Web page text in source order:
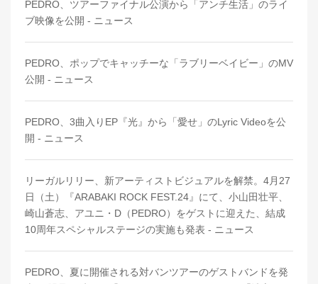
PEDRO、ツアーファイナル公演から「アンチ生活」のライ
ブ映像を公開 - ニュース
PEDRO、ポップでキャッチーな「ラブリーベイビー」のMV
公開 - ニュース
PEDRO、3曲入りEP『光』から「愛せ」のLyric Videoを公
開 - ニュース
リーガルリリー、新アーティストビジュアルを解禁。4月27
日（土）『ARABAKI ROCK FEST.24』にて、小山田壮平、
崎山蒼志、アユニ・D（PEDRO）をゲストに迎えた、結成
10周年スペシャルステージの実施も発表 - ニュース
PEDRO、夏に開催される対バンツアーのゲストバンドを発